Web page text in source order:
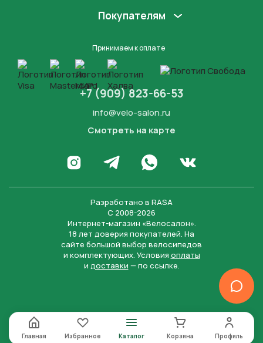
Покупателям
Принимаем к оплате
+7 (909) 823-66-53
info@velo-salon.ru
Смотреть на карте
Перейти в Инстаграм
Написать в Телеграм
Написать в WhatsApp
Перейти во
Разработано в RASA
С 2008-2026
Интернет-магазин «Велосалон».
18 лет доверия покупателей. На
сайте большой выбор велосипедов
и комплектующих. Условия оплаты
и доставки — по ссылке.
Главная Избранное Каталог Корзина Профиль
Нажимая на кнопку “Отправить заявку”, вы даете
согласие на обработку персональных данных и
соглашаетесь с политикой конфиденциальности